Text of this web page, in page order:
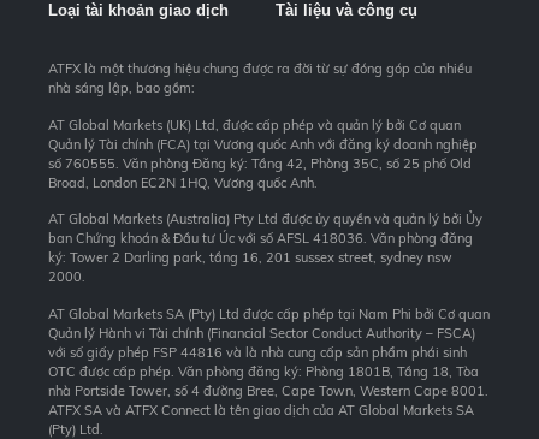
Loại tài khoản giao dịch Tài liệu và công cụ
ATFX là một thương hiệu chung được ra đời từ sự đóng góp của nhiều
nhà sáng lập, bao gồm:
AT Global Markets (UK) Ltd, được cấp phép và quản lý bởi Cơ quan
Quản lý Tài chính (FCA) tại Vương quốc Anh với đăng ký doanh nghiệp
số 760555. Văn phòng Đăng ký: Tầng 42, Phòng 35C, số 25 phố Old
Broad, London EC2N 1HQ, Vương quốc Anh.
AT Global Markets (Australia) Pty Ltd được ủy quyền và quản lý bởi Ủy
ban Chứng khoán & Đầu tư Úc với số AFSL 418036. Văn phòng đăng
ký: Tower 2 Darling park, tầng 16, 201 sussex street, sydney nsw
2000.
AT Global Markets SA (Pty) Ltd được cấp phép tại Nam Phi bởi Cơ quan
Quản lý Hành vi Tài chính (Financial Sector Conduct Authority – FSCA)
với số giấy phép FSP 44816 và là nhà cung cấp sản phẩm phái sinh
OTC được cấp phép. Văn phòng đăng ký: Phòng 1801B, Tầng 18, Tòa
nhà Portside Tower, số 4 đường Bree, Cape Town, Western Cape 8001.
ATFX SA và ATFX Connect là tên giao dịch của AT Global Markets SA
(Pty) Ltd.